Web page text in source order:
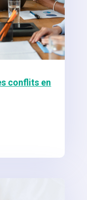
conflits en